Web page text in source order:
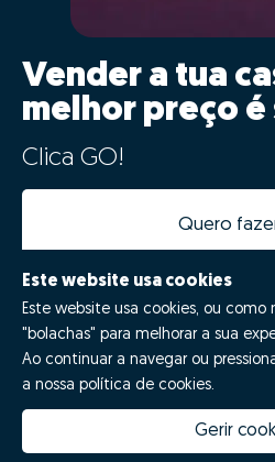
Vender a tua
melhor preço é
Clica GO!
Quero
Este website usa cookies
Este website usa cookies, ou
"bolachas" para melhorar a sua
Ao continuar a navegar ou
a nossa política de cookies.
Gerir